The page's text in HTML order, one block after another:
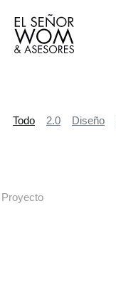
2.0 Diseño
Todo
Proyecto